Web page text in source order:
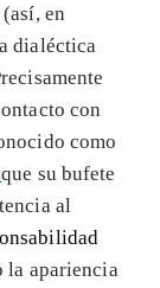
(así, en
dialéctica
con
como
que su bufete
al
la apariencia